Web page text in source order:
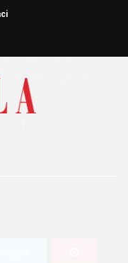
prodotti
Beauty e